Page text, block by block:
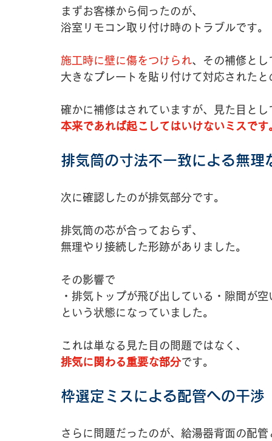
まずお客様から伺ったのが、
浴室リモコン取り付け時のトラブルです。
施工時に壁に傷をつけられ、その補修とし
大きなプレートを貼り付けて対応された
確かに補修はされていますが、見た目と
本来であれば起こしてはいけないミスです
排気筒の寸法不一致による無理
次に確認したのが排気部分です。
排気筒の芯が合っておらず、
無理やり接続した形跡がありました。
その影響で
・排気トップが飛び出している・隙間が空
という状態になっていました。
これは単なる見た目の問題ではなく、
排気に関わる重要な部分です。
枠選定ミスによる配管への干渉
さらに問題だったのが、給湯器背面の配